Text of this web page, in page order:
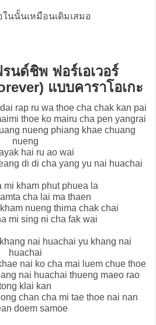
ในนั้นเหมือนเดิมเสมอ
รนด์ชิพ ฟอร์เอเวอร์
แบบคาราโอเกะ
rap ru wa thoe cha chak kan pai
thoe ko mairu cha pen yangrai
nueng phiang khae chuang
nueng
hai ru ao wai
di di cha yang yu nai huachai
mi kham phut phuea la
cha lai ma thaen
nueng thima chak chai
mi sing ni cha fak wai
nai huachai yu khang nai
huachai
nai ko cha mai luem chue thoe
nai huachai thueng maeo rao
klai kan
chan cha mi tae thoe nai nan
doem samoe